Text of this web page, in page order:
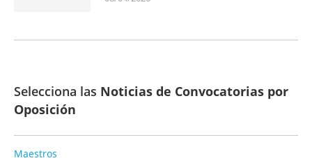
Selecciona las Noticias de Convocatorias por
Oposición
Maestros